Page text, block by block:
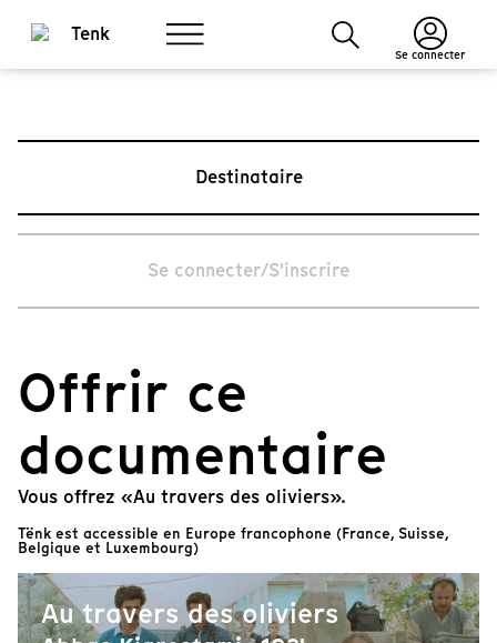
Se connecter
Destinataire
Se connecter/S'inscrire
Offrir ce
documentaire
Vous offrez «Au travers des oliviers».
Tënk est accessible en Europe francophone (France, Suisse,
Belgique et Luxembourg)
Au travers des oliviers